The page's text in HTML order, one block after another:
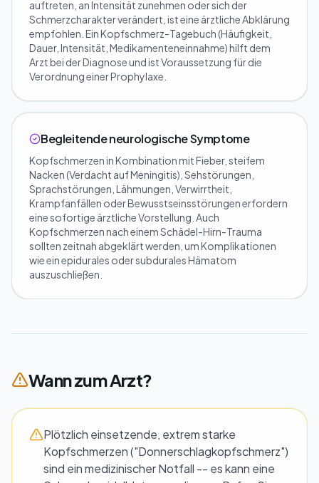
auftreten, an Intensität zunehmen oder sich der
Schmerzcharakter verändert, ist eine ärztliche Abklärung
empfohlen. Ein Kopfschmerz-Tagebuch (Häufigkeit,
Dauer, Intensität, Medikamenteneinnahme) hilft dem
Arzt bei der Diagnose und ist Voraussetzung für die
Verordnung einer Prophylaxe.
Begleitende neurologische Symptome
Kopfschmerzen in Kombination mit Fieber, steifem
Nacken (Verdacht auf Meningitis), Sehstörungen,
Sprachstörungen, Lähmungen, Verwirrtheit,
Krampfanfällen oder Bewusstseinsstörungen erfordern
eine sofortige ärztliche Vorstellung. Auch
Kopfschmerzen nach einem Schädel-Hirn-Trauma
sollten zeitnah abgeklärt werden, um Komplikationen
wie ein epidurales oder subdurales Hämatom
auszuschließen.
Wann zum Arzt?
Plötzlich einsetzende, extrem starke
Kopfschmerzen ("Donnerschlagkopfschmerz")
sind ein medizinischer Notfall -- es kann eine